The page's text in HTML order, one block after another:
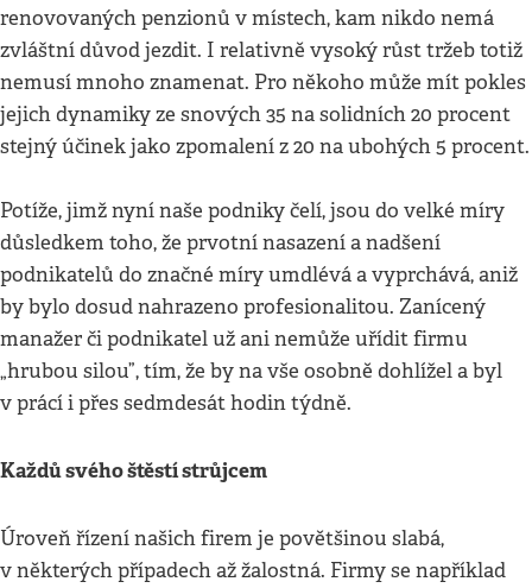
renovovaných penzionů v místech, kam nikdo nemá
zvláštní důvod jezdit. I relativně vysoký růst tržeb totiž
nemusí mnoho znamenat. Pro někoho může mít pokles
jejich dynamiky ze snových 35 na solidních 20 procent
stejný účinek jako zpomalení z 20 na ubohých 5 procent.
Potíže, jimž nyní naše podniky čelí, jsou do velké míry
důsledkem toho, že prvotní nasazení a nadšení
podnikatelů do značné míry umdlévá a vyprchává, aniž
by bylo dosud nahrazeno profesionalitou. Zanícený
manažer či podnikatel už ani nemůže uřídit firmu
„hrubou silou”, tím, že by na vše osobně dohlížel a byl
v prácí i přes sedmdesát hodin týdně.
Každů svého štěstí strůjcem
Úroveň řízení našich firem je povětšinou slabá,
v některých případech až žalostná. Firmy se například